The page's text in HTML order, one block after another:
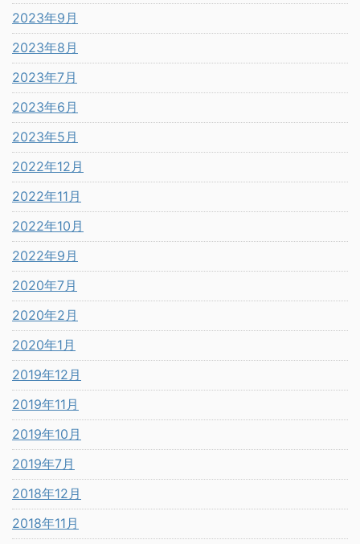
2023年9月
2023年8月
2023年7月
2023年6月
2023年5月
2022年12月
2022年11月
2022年10月
2022年9月
2020年7月
2020年2月
2020年1月
2019年12月
2019年11月
2019年10月
2019年7月
2018年12月
2018年11月